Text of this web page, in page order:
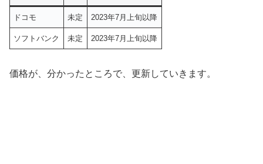
ドコモ 未定 2023年7月上旬以降
ソフトバンク 未定 2023年7月上旬以降
価格が、分かったところで、更新していきます。